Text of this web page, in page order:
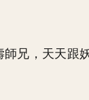
師兄，天天跟